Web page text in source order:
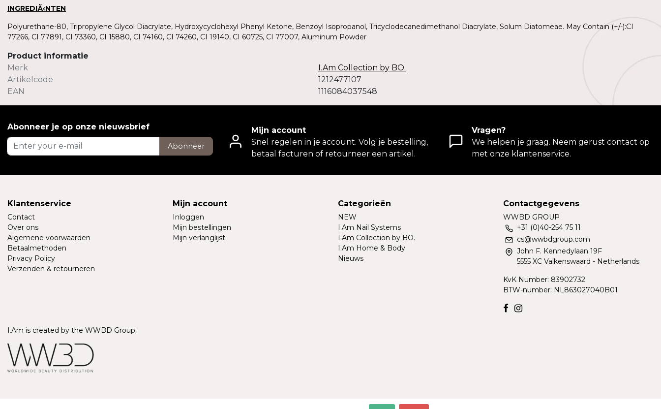
INGREDIÃ‹NTEN
Polyurethane-80, Tripropylene Glycol Diacrylate, Hydroxycyclohexyl Phenyl Ketone, Benzoyl Isopropanol, Tricyclodecanedimethanol Diacrylate, Solum Diatomeae. May Contain (+/-):CI
77266, CI 77891, CI 73360, CI 15880, CI 74160, CI 74260, CI 19140, CI 60725, CI 77007, Aluminum Powder
Product informatie
Merk
I.Am Collection by BO.
Artikelcode
1212477107
EAN
1116084037548
Abonneer je op onze nieuwsbrief
Abonneer
Mijn account
Snel regelen in je account. Volg je bestelling,
betaal facturen of retourneer een artikel.
Vragen?
We helpen je graag. Neem gerust contact op
met onze klantenservice.
Klantenservice
Contact
Over ons
Algemene voorwaarden
Betaalmethoden
Privacy Policy
Verzenden & retourneren
Mijn account
Inloggen
Mijn bestellingen
Mijn verlanglijst
Categorieën
NEW
I.Am Nail Systems
I.Am Collection by BO.
I.Am Home & Body
Nieuws
Contactgegevens
WWBD GROUP
+31 (0)40-254 75 11
cs@wwbdgroup.com
John F. Kennedylaan 19F
5555 XC Valkenswaard - Netherlands
KvK Number: 83902732
BTW-number: NL863027040B01
I.Am is created by the WWBD Group: